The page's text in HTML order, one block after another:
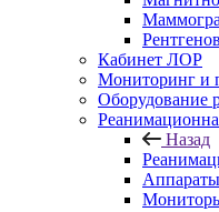
Кабинет ЛОР
Мониторинг и
Оборудование
Назад